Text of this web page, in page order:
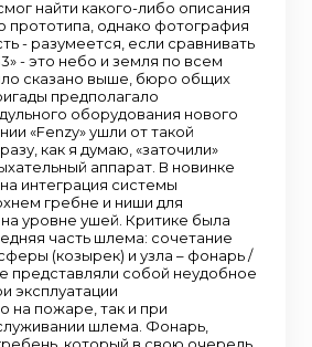
найти какого-либо описания
прототипа, однако фотография
- разумеется, если сравнивать
- это небо и земля по всем
сказано выше, бюро общих
предполагало
оборудования нового
«Fenzy» ушли от такой
как я думаю, «заточили»
аппарат. В новинке
интеграция системы
гребне и ниши для
уровне ушей. Критике была
часть шлема: сочетание
(козырек) и узла – фонарь /
представляли собой неудобное
эксплуатации
на пожаре, так и при
шлема. Фонарь,